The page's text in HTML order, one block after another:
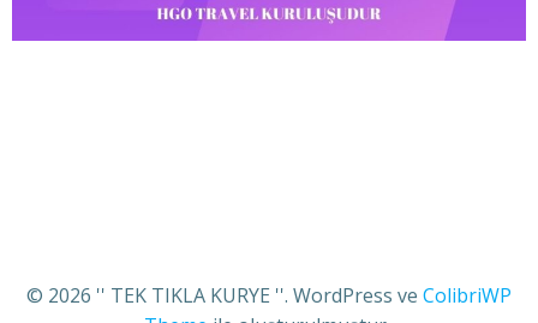
© 2026 '' TEK TIKLA KURYE ''. WordPress ve ColibriWP